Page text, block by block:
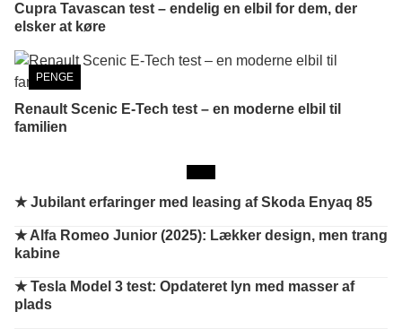
Cupra Tavascan test – endelig en elbil for dem, der
elsker at køre
PENGE
Renault Scenic E-Tech test – en moderne elbil til
familien
★ Jubilant erfaringer med leasing af Skoda Enyaq 85
★ Alfa Romeo Junior (2025): Lækker design, men trang
kabine
★ Tesla Model 3 test: Opdateret lyn med masser af
plads